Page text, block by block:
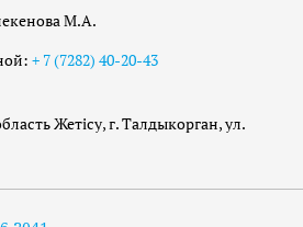
М.А.
+ 7 (7282) 40-20-43
Жетісу, г. Талдыкорган, ул.